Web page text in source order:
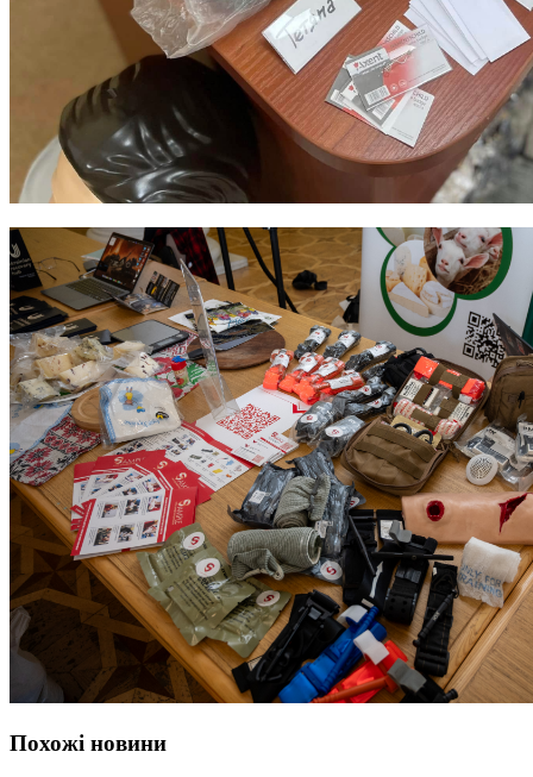
Похожі новини